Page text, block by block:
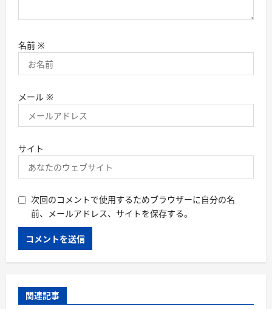
名前 ※
メール ※
サイト
次回のコメントで使用するためブラウザーに自分の名
前、メールアドレス、サイトを保存する。
関連記事